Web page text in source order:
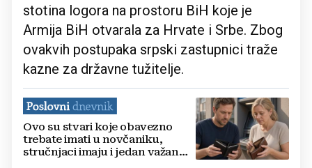
stotina logora na prostoru BiH koje je
Armija BiH otvarala za Hrvate i Srbe. Zbog
ovakvih postupaka srpski zastupnici traže
kazne za državne tužitelje.
Ovo su stvari koje obavezno
trebate imati u novčaniku,
stručnjaci imaju i jedan važan